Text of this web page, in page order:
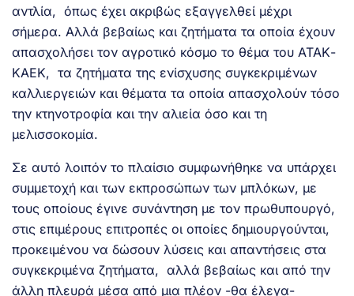
αντλία, όπως έχει ακριβώς εξαγγελθεί μέχρι
σήμερα. Αλλά βεβαίως και ζητήματα τα οποία έχουν
απασχολήσει τον αγροτικό κόσμο το θέμα του ΑΤΑΚ-
ΚΑΕΚ, τα ζητήματα της ενίσχυσης συγκεκριμένων
καλλιεργειών και θέματα τα οποία απασχολούν τόσο
την κτηνοτροφία και την αλιεία όσο και τη
μελισσοκομία.
Σε αυτό λοιπόν το πλαίσιο συμφωνήθηκε να υπάρχει
συμμετοχή και των εκπροσώπων των μπλόκων, με
τους οποίους έγινε συνάντηση με τον πρωθυπουργό,
στις επιμέρους επιτροπές οι οποίες δημιουργούνται,
προκειμένου να δώσουν λύσεις και απαντήσεις στα
συγκεκριμένα ζητήματα, αλλά βεβαίως και από την
άλλη πλευρά μέσα από μια πλέον -θα έλεγα-